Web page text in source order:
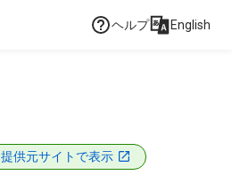
ヘルプ English
提供元サイトで表示